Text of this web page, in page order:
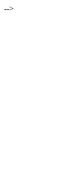
-->